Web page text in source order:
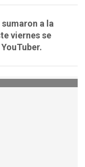
a la
viernes se